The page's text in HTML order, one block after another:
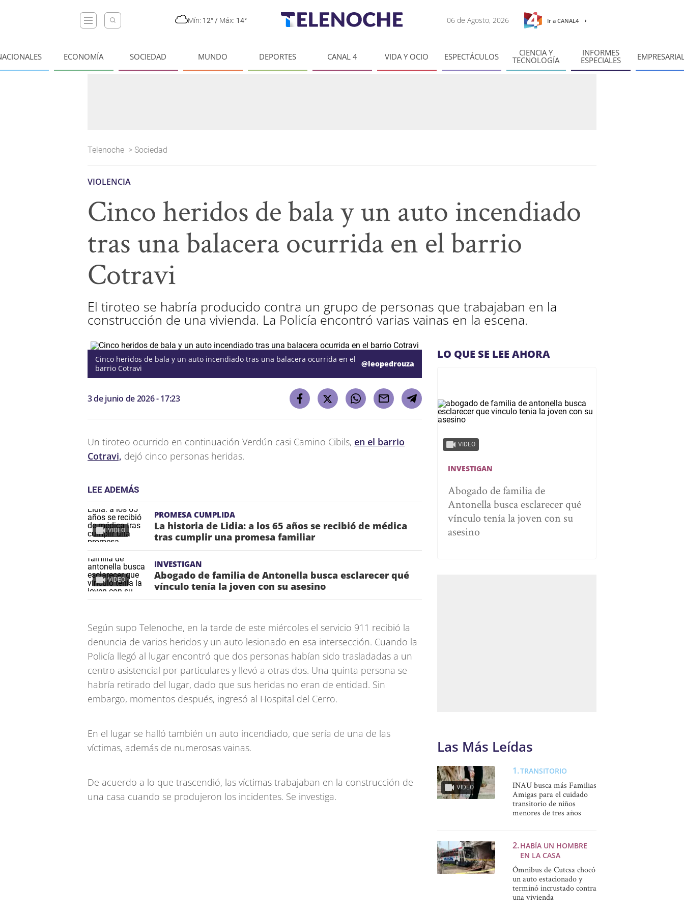
Mín: 12° / Máx: 14° 06 de Agosto, 2026 Ir a CANAL4
ECONOMÍA SOCIEDAD MUNDO DEPORTES CANAL 4 VIDA Y OCIO ESPECTÁCULOS CIENCIA Y
TECNOLOGÍA
INFORMES
ESPECIALES
Telenoche > Sociedad
VIOLENCIA
Cinco heridos de bala y un auto incendiado
tras una balacera ocurrida en el barrio
Cotravi
El tiroteo se habría producido contra un grupo de personas que trabajaban en la
construcción de una vivienda. La Policía encontró varias vainas en la escena.
Cinco heridos de bala y un auto incendiado tras una balacera ocurrida en el
barrio Cotravi
@leopedrouza
3 de junio de 2026 - 17:23
Un tiroteo ocurrido en continuación Verdún casi Camino Cibils, en el barrio
Cotravi, dejó cinco personas heridas.
LEE ADEMÁS
VIDEO
PROMESA CUMPLIDA
La historia de Lidia: a los 65 años se recibió de médica
tras cumplir una promesa familiar
VIDEO
INVESTIGAN
Abogado de familia de Antonella busca esclarecer qué
vínculo tenía la joven con su asesino
Según supo Telenoche, en la tarde de este miércoles el servicio 911 recibió la
denuncia de varios heridos y un auto lesionado en esa intersección. Cuando la
Policía llegó al lugar encontró que dos personas habían sido trasladadas a un
centro asistencial por particulares y llevó a otras dos. Una quinta persona se
habría retirado del lugar, dado que sus heridas no eran de entidad. Sin
embargo, momentos después, ingresó al Hospital del Cerro.
En el lugar se halló también un auto incendiado, que sería de una de las
víctimas, además de numerosas vainas.
De acuerdo a lo que trascendió, las víctimas trabajaban en la construcción de
una casa cuando se produjeron los incidentes. Se investiga.
LO QUE SE LEE AHORA
VIDEO
INVESTIGAN
Abogado de familia de
Antonella busca esclarecer qué
vínculo tenía la joven con su
asesino
Las Más Leídas
VIDEO
TRANSITORIO
INAU busca más Familias
Amigas para el cuidado
transitorio de niños
menores de tres años
HABÍA UN HOMBRE
EN LA CASA
Ómnibus de Cutcsa chocó
un auto estacionado y
terminó incrustado contra
una vivienda